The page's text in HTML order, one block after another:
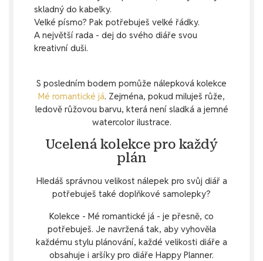
skladný do kabelky.
Velké písmo? Pak potřebuješ velké řádky.
A největší rada - dej do svého diáře svou
kreativní duši.
S posledním bodem pomůže nálepková kolekce
Mé romantické já. Zejména, pokud miluješ růže,
ledově růžovou barvu, která není sladká a jemné
watercolor ilustrace.
Ucelená kolekce pro každý
plán
Hledáš správnou velikost nálepek pro svůj diář a
potřebuješ také doplňkové samolepky?
Kolekce - Mé romantické já - je přesně, co
potřebuješ. Je navržená tak, aby vyhověla
každému stylu plánování, každé velikosti diáře a
obsahuje i aršíky pro diáře Happy Planner.